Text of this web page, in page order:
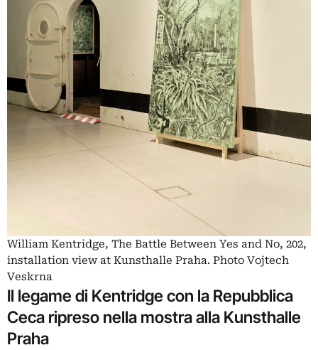
William Kentridge, The Battle Between Yes and No, 202,
installation view at Kunsthalle Praha. Photo Vojtech
Veskrna
Il legame di Kentridge con la Repubblica
Ceca ripreso nella mostra alla Kunsthalle
Praha